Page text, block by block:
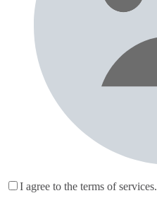
I agree to the terms of services.